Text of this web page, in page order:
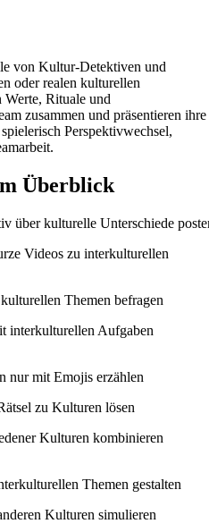
von Kultur-Detektiven und
oder realen kulturellen
Werte, Rituale und
zusammen und präsentieren ihre
Perspektivwechsel,
Überblick​
über kulturelle Unterschiede
Videos zu interkulturellen
Themen befragen
interkulturellen Aufgaben
nur mit Emojis erzählen
zu Kulturen lösen
Kulturen kombinieren
Themen gestalten
Kulturen simulieren